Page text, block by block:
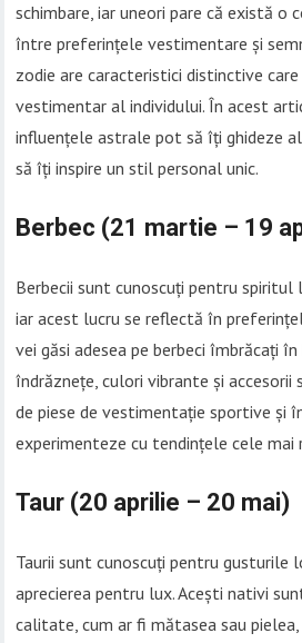
schimbare, iar uneori pare că există o
între preferințele vestimentare și
zodie are caracteristici distinctive
vestimentar al individului. În acest
influențele astrale pot să îți ghideze
să îți inspire un stil personal unic.
Berbec (21 martie – 19
Berbecii sunt cunoscuți pentru spiritul
iar acest lucru se reflectă în
vei găsi adesea pe berbeci îmbrăcați
îndrăznețe, culori vibrante și
de piese de vestimentație sportive și
experimenteze cu tendințele cele mai
Taur (20 aprilie – 20 mai)
Taurii sunt cunoscuți pentru gusturile
aprecierea pentru lux. Acești nativi
calitate, cum ar fi mătasea sau